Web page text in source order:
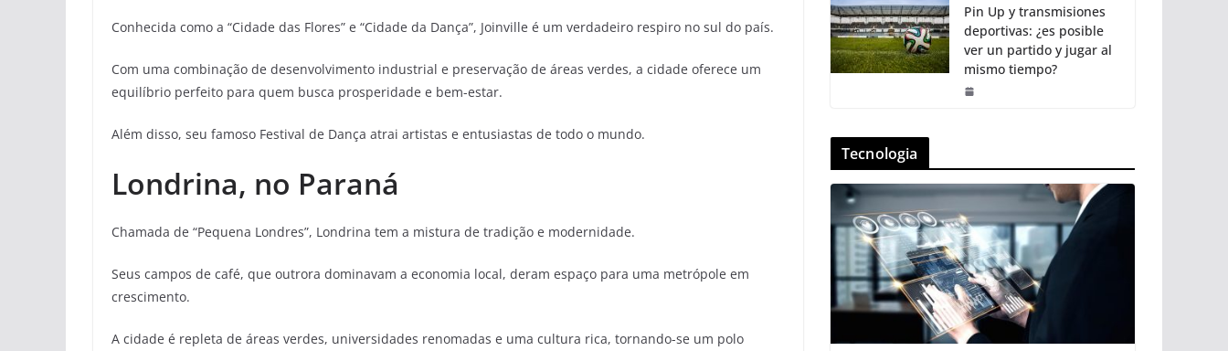
Conhecida como a “Cidade das Flores” e “Cidade da Dança”, Joinville é um verdadeiro respiro no sul do país.
Com uma combinação de desenvolvimento industrial e preservação de áreas verdes, a cidade oferece um
equilíbrio perfeito para quem busca prosperidade e bem-estar.
Além disso, seu famoso Festival de Dança atrai artistas e entusiastas de todo o mundo.
Londrina, no Paraná
Chamada de “Pequena Londres”, Londrina tem a mistura de tradição e modernidade.
Seus campos de café, que outrora dominavam a economia local, deram espaço para uma metrópole em
crescimento.
A cidade é repleta de áreas verdes, universidades renomadas e uma cultura rica, tornando-se um polo
Pin Up y transmisiones
deportivas: ¿es posible
ver un partido y jugar al
mismo tiempo?
Tecnologia